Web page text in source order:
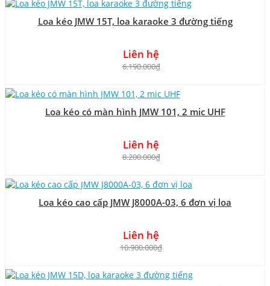
Loa kéo JMW 15T, loa karaoke 3 đường tiếng
Liên hệ
6.190.000₫
Loa kéo có màn hình JMW 101, 2 mic UHF
Liên hệ
8.200.000₫
Loa kéo cao cấp JMW J8000A-03, 6 đơn vị loa
Liên hệ
10.900.000₫